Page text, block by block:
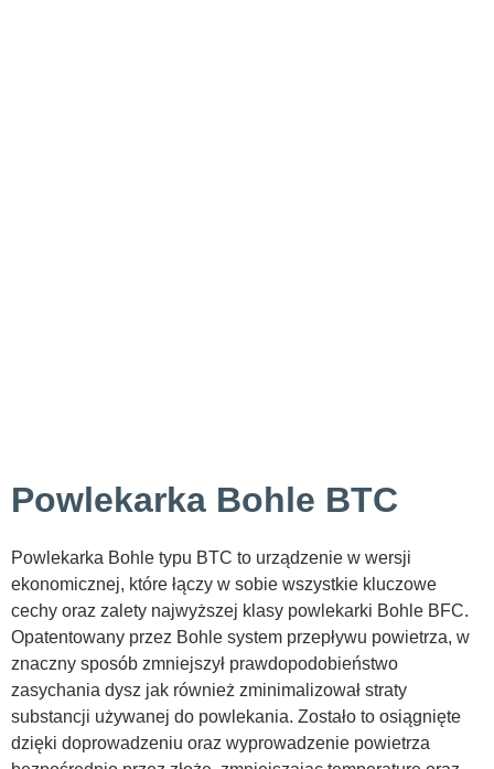
Powlekarka Bohle BTC
Powlekarka Bohle typu BTC to urządzenie w wersji
ekonomicznej, które łączy w sobie wszystkie kluczowe
cechy oraz zalety najwyższej klasy powlekarki Bohle BFC.
Opatentowany przez Bohle system przepływu powietrza, w
znaczny sposób zmniejszył prawdopodobieństwo
zasychania dysz jak również zminimalizował straty
substancji używanej do powlekania. Zostało to osiągnięte
dzięki doprowadzeniu oraz wyprowadzenie powietrza